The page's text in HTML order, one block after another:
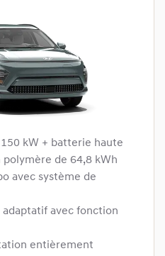
kW + batterie haute
de 64,8 kWh
avec système de
avec fonction
entièrement